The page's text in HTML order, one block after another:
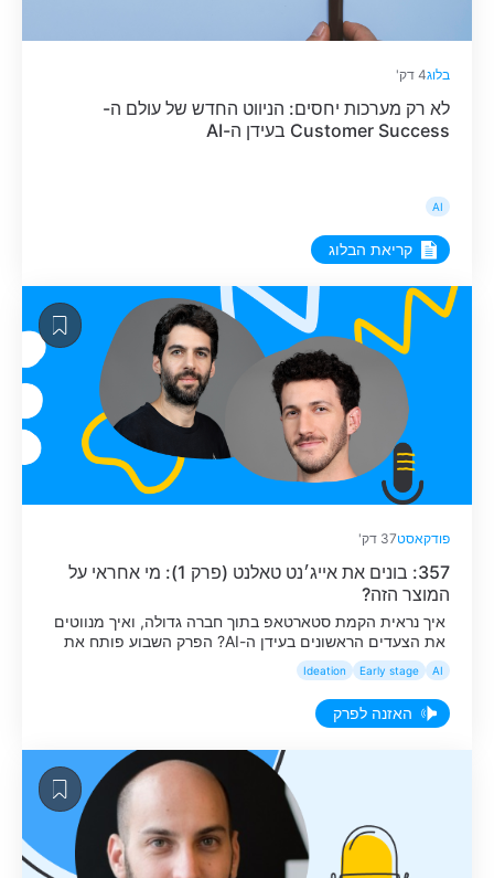
בלוג4 דק'
לא רק מערכות יחסים: הניווט החדש של עולם ה-
Customer Success בעידן ה-AI
AI
קריאת הבלוג
פודקאסט37 דק'
357: בונים את אייג׳נט טאלנט (פרק 1): מי אחראי על
המוצר הזה?
איך נראית הקמת סטארטאפ בתוך חברה גדולה, ואיך מנווטים
את הצעדים הראשונים בעידן ה-AI? הפרק השבוע פותח את
סדרת הפרקים החדשה שלנו, שבה נלווה מקרוב את ההקמה
של מרקט-פלייס שמחבר בין חברות שמעוניינות לשכור
אייג׳נטים כעובדים מצד אחד, לבילדרים שבונים אייג׳נטים
AI
Early stage
Ideation
האזנה לפרק